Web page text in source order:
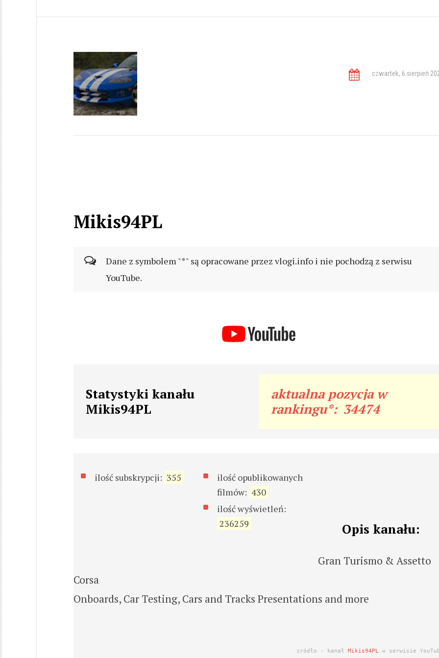
czwartek, 6 sierpień
Mikis94PL
Dane z symbolem "*" są opracowane przez vlogi.info i nie pochodzą z serwisu
YouTube.
Statystyki kanału
Mikis94PL
aktualna pozycja w
rankingu*: 34474
ilość subskrypcji: 355
ilość opublikowanych
filmów: 430
ilość wyświetleń:
236259
Opis kanału:
Gran Turismo & Assetto
Corsa
Onboards, Car Testing, Cars and Tracks Presentations and more
zródło - kanałMikis94PL w serwisie